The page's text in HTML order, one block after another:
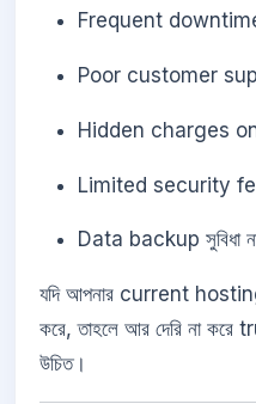
Frequent
Poor customer
Hidden charges
Limited security
Data backup সুবিধা
যদি আপনার current
করে, তাহলে আর দেরি না
উচিত।